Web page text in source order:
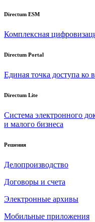
Directum ESM
Комплексная
Directum Portal
Единая точка доступа ко
Directum Lite
Система электронного
и малого бизнеса
Решения
Делопроизводство
Договоры и счета
Электронные архивы
Мобильные приложения